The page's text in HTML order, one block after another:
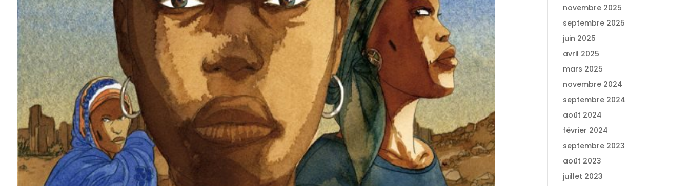
novembre 2025
septembre 2025
juin 2025
avril 2025
mars 2025
novembre 2024
septembre 2024
août 2024
février 2024
septembre 2023
août 2023
juillet 2023